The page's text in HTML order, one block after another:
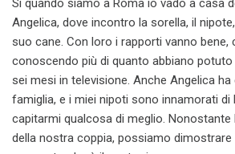
Si quando siamo a Roma io vado a casa
Angelica, dove incontro la sorella, il
suo cane. Con loro i rapporti vanno bene,
conoscendo più di quanto abbiano
sei mesi in televisione. Anche Angelica
famiglia, e i miei nipoti sono innamorati di
capitarmi qualcosa di meglio. Nonostante
della nostra coppia, possiamo dimostrare